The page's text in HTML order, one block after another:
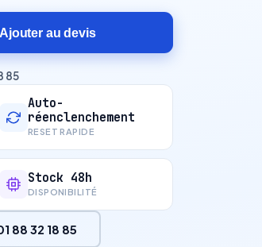
Ajouter au devis
85
Auto-
réenclenchement
RESET RAPIDE
Stock 48h
DISPONIBILITÉ
88 32 18 85